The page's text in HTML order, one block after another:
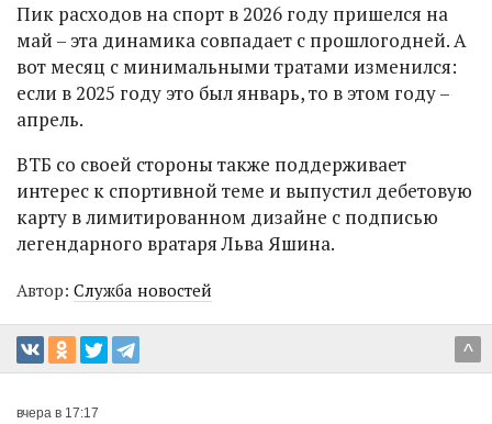
Пик расходов на спорт в 2026 году пришелся на
май – эта динамика совпадает с прошлогодней. А
вот месяц с минимальными тратами изменился:
если в 2025 году это был январь, то в этом году –
апрель.
ВТБ со своей стороны также поддерживает
интерес к спортивной теме и выпустил дебетовую
карту в лимитированном дизайне с подписью
легендарного вратаря Льва Яшина.
Автор: Служба новостей
^
вчера в 17:17